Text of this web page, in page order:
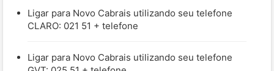
Ligar para Novo Cabrais utilizando seu telefone
CLARO: 021 51 + telefone
Ligar para Novo Cabrais utilizando seu telefone